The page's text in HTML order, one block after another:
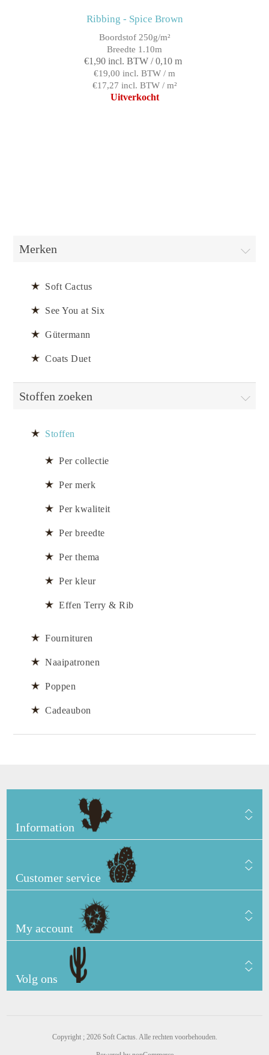
Ribbing - Spice Brown
Boordstof 250g/m²
Breedte 1.10m
€1,90 incl. BTW / 0,10 m
€19,00 incl. BTW / m
€17,27 incl. BTW / m²
Uitverkocht
Merken
Soft Cactus
See You at Six
Gütermann
Coats Duet
Stoffen zoeken
Stoffen
Per collectie
Per merk
Per kwaliteit
Per breedte
Per thema
Per kleur
Effen Terry & Rib
Fournituren
Naaipatronen
Poppen
Cadeaubon
Information
Customer service
My account
Volg ons
Copyright ; 2026 Soft Cactus. Alle rechten voorbehouden.